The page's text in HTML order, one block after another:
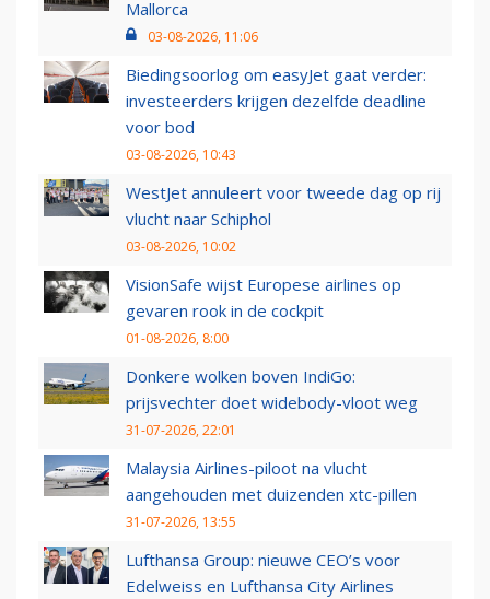
Mallorca
03-08-2026, 11:06
Biedingsoorlog om easyJet gaat verder:
investeerders krijgen dezelfde deadline
voor bod
03-08-2026, 10:43
WestJet annuleert voor tweede dag op rij
vlucht naar Schiphol
03-08-2026, 10:02
VisionSafe wijst Europese airlines op
gevaren rook in de cockpit
01-08-2026, 8:00
Donkere wolken boven IndiGo:
prijsvechter doet widebody-vloot weg
31-07-2026, 22:01
Malaysia Airlines-piloot na vlucht
aangehouden met duizenden xtc-pillen
31-07-2026, 13:55
Lufthansa Group: nieuwe CEO’s voor
Edelweiss en Lufthansa City Airlines